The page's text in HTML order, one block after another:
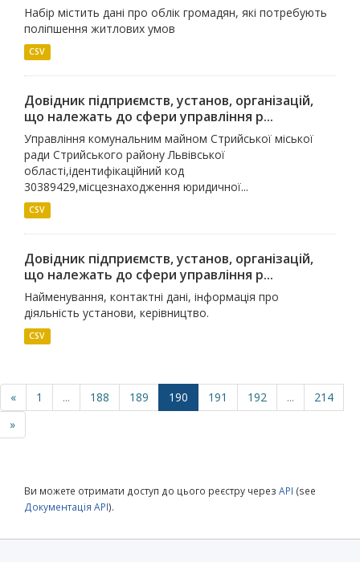
Набір містить дані про облік громадян, які потребують
поліпшення житлових умов
CSV
Довідник підприємств, установ, організацій,
що належать до сфери управління р...
Управління комунальним майном Стрийської міської
ради Стрийського району Львівської
області,ідентифікаційний код
30389429,місцезнаходження юридичної...
CSV
Довідник підприємств, установ, організацій,
що належать до сфери управління р...
Найменування, контактні дані, інформація про
діяльність установи, керівництво.
CSV
« 1 ... 188 189 190 191 192 ...
214
»
Ви можете отримати доступ до цього реєстру через API (see
Документація API).